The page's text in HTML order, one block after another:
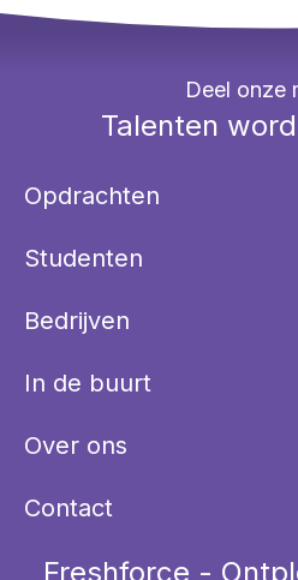
Deel onze
Talenten
Opdrachten
Studenten
Bedrijven
In de buurt
Over ons
Contact
Freshforce -